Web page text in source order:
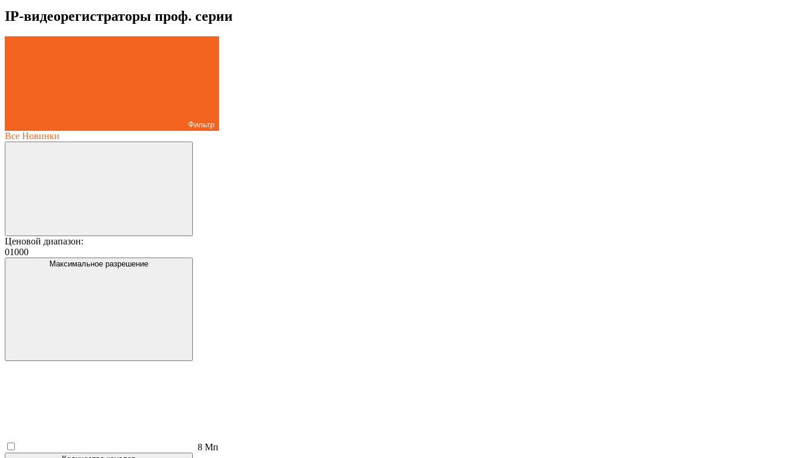
IP-видеорегистраторы проф. серии
Фильтр
Все Новинки
Ценовой диапазон:
01000
Максимальное разрешение
8 Мп